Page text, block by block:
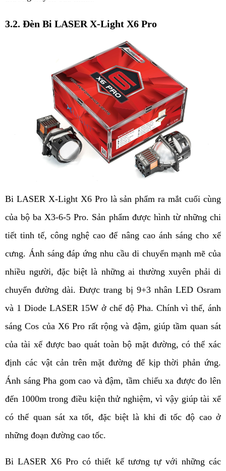
3.2. Đèn Bi LASER X-Light X6 Pro
Bi LASER X-Light X6 Pro là sản phẩm ra mắt cuối cùng
của bộ ba X3-6-5 Pro. Sản phẩm được hình từ những chi
tiết tinh tế, công nghệ cao để nâng cao ánh sáng cho xế
cưng. Ánh sáng đáp ứng nhu cầu di chuyển mạnh mẽ của
nhiều người, đặc biệt là những ai thường xuyên phải di
chuyển đường dài. Được trang bị 9+3 nhân LED Osram
và 1 Diode LASER 15W ở chế độ Pha. Chính vì thế, ánh
sáng Cos của X6 Pro rất rộng và đậm, giúp tầm quan sát
của tài xế được bao quát toàn bộ mặt đường, có thể xác
định các vật cản trên mặt đường để kịp thời phản ứng.
Ánh sáng Pha gom cao và đậm, tầm chiếu xa được đo lên
đến 1000m trong điều kiện thử nghiệm, vì vậy giúp tài xế
có thể quan sát xa tốt, đặc biệt là khi đi tốc độ cao ở
những đoạn đường cao tốc.
Bi LASER X6 Pro có thiết kế tương tự với những các